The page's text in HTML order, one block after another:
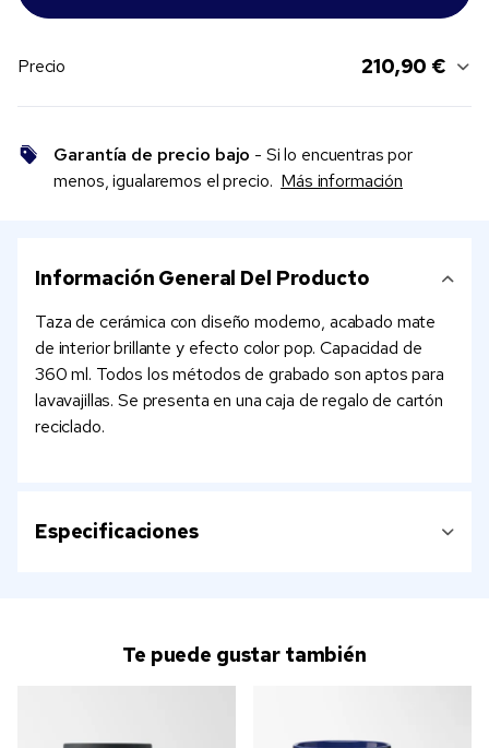
Precio 210,90 €
Garantía de precio bajo - Si lo encuentras por
menos, igualaremos el precio. Más información
Información General Del Producto
Taza de cerámica con diseño moderno, acabado mate
de interior brillante y efecto color pop. Capacidad de
360 ml. Todos los métodos de grabado son aptos para
lavavajillas. Se presenta en una caja de regalo de cartón
reciclado.
Especificaciones
Te puede gustar también